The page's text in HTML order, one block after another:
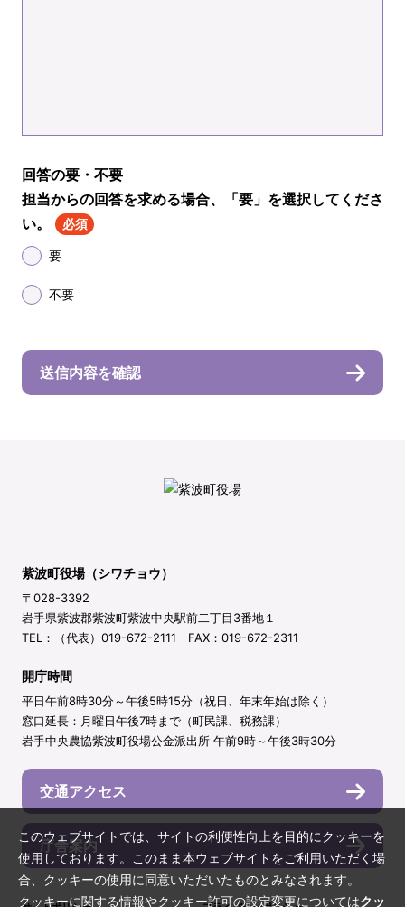
回答の要・不要
担当からの回答を求める場合、「要」を選択してくださ
い。
必須
要
不要
送信内容を確認
紫波町役場（シワチョウ）
〒028-3392
岩手県紫波郡紫波町紫波中央駅前二丁目3番地１
TEL：（代表）019-672-2111 FAX：019-672-2311
開庁時間
平日午前8時30分～午後5時15分（祝日、年末年始は除く）
窓口延長：月曜日午後7時まで（町民課、税務課）
岩手中央農協紫波町役場公金派出所 午前9時～午後3時30分
交通アクセス
庁舎案内
このウェブサイトでは、サイトの利便性向上を目的にクッキーを
使用しております。このまま本ウェブサイトをご利用いただく場
合、クッキーの使用に同意いただいたものとみなされます。
クッキーに関する情報やクッキー許可の設定変更についてはクッ